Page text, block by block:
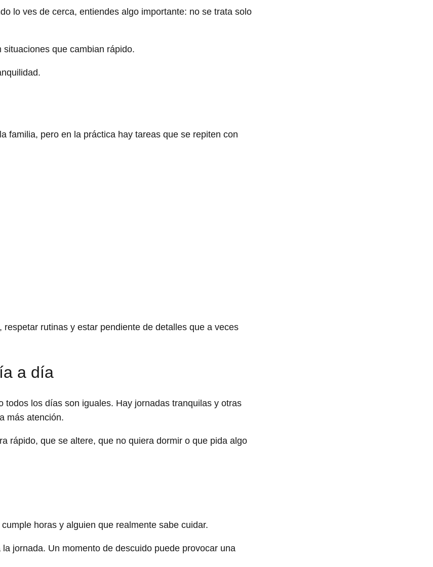
lo ves de cerca, entiendes algo importante: no se trata solo
que cambian rápido.
familia, pero en la práctica hay tareas que se repiten con
rutinas y estar pendiente de detalles que a veces
a día
los días son iguales. Hay jornadas tranquilas y otras
más atención.
rápido, que se altere, que no quiera dormir o que pida algo
horas y alguien que realmente sabe cuidar.
jornada. Un momento de descuido puede provocar una